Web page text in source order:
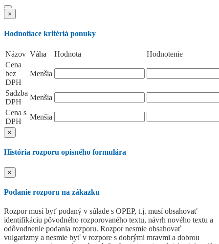
×
Hodnotiace kritériá ponuky
Názov Váha Hodnota
Hodnotenie
Cena
bez
DPH
Menšia
Sadzba
DPH
Menšia
Cena s
DPH
Menšia
×
História rozporu opisného formulára
×
Podanie rozporu na zákazku
Rozpor musí byť podaný v súlade s OPEP, t.j. musí obsahovať
identifikáciu pôvodného rozporovaného textu, návrh nového textu a
odôvodnenie podania rozporu. Rozpor nesmie obsahovať
vulgarizmy a nesmie byť v rozpore s dobrými mravmi a dobrou